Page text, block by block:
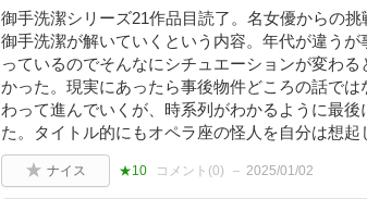
御手洗潔シリーズ21作品目読了。名女優からの
御手洗潔が解いていくという内容。年代が違う
っているのでそんなにシチュエーションが変わ
かった。現実にあったら事後物件どころの話で
わって進んでいくが、時系列がわかるように最
た。タイトル的にもオペラ座の怪人を自分は想起
ナイス ★10 コメント(0) 2025/01/02